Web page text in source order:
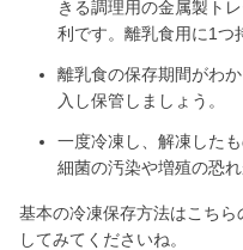
きる調理用の金属製ト
利です。離乳食用に1つ
離乳食の保存期間がわ
入し保管しましょう。
一度冷凍し、解凍した
細菌の汚染や増殖の恐れ
基本の冷凍保存方法はこち
してみてくださいね。